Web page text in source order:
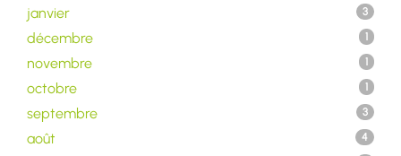
janvier
3
décembre 1
novembre 1
octobre 1
septembre 3
août 4